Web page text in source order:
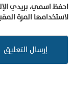
احفظ اسمي، بريدي
لاستخدامها المرة